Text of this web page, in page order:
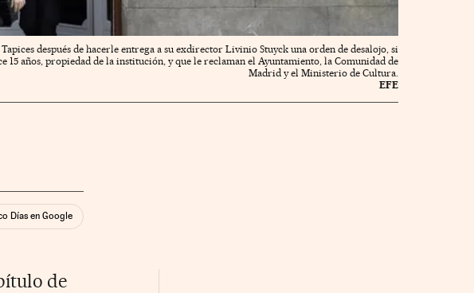
después de hacerle entrega a su exdirector Livinio Stuyck una orden de desalojo, si
15 años, propiedad de la institución, y que le reclaman el Ayuntamiento, la Comunidad de
Madrid y el Ministerio de Cultura.
EFE
Días en Google
de